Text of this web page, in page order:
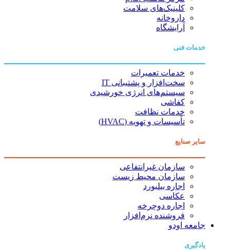
کلینیک‌های سلامت
داروخانه
آرایشگاه
خدمات فنی
خدمات تعمیرات
سخت‌افزار و پشتیبانی IT
سیستم‌های انرژی خورشیدی
کفاشی
خدمات نظافت
تأسیسات و تهویه (HVAC)
سایر صنایع
سازمان غیرانتفاعی
سازمان محیط زیست
اجاره بیلبورد
عکاسی
اجاره دوچرخه
فروشنده نرم‌افزار
جامعه اودو
یادگیری